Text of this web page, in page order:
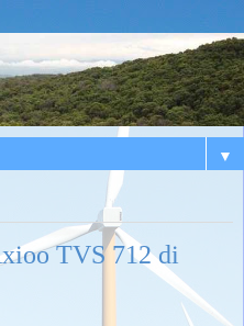
▼
TVS 712 di